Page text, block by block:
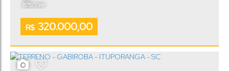
R$ 320.000,00
875.00m²